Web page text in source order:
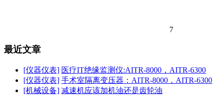
7
最近文章
[仪器仪表] 医疗IT绝缘监测仪:AITR-8000，AITR-6300
[仪器仪表] 手术室隔离变压器：AITR-8000，AITR-6300
[机械设备] 减速机应该加机油还是齿轮油